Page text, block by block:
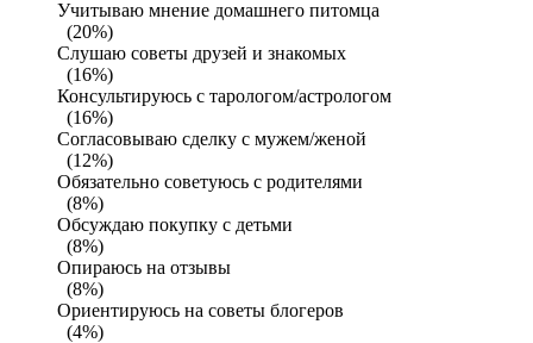
Учитываю мнение домашнего питомца
(20%)
Слушаю советы друзей и знакомых
(16%)
Консультируюсь с тарологом/астрологом
(16%)
Согласовываю сделку с мужем/женой
(12%)
Обязательно советуюсь с родителями
(8%)
Обсуждаю покупку с детьми
(8%)
Опираюсь на отзывы
(8%)
Ориентируюсь на советы блогеров
(4%)